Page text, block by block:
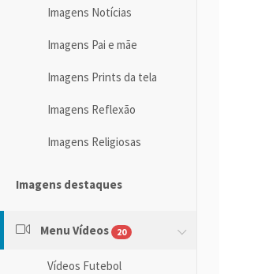
Imagens Notícias
Imagens Pai e mãe
Imagens Prints da tela
Imagens Reflexão
Imagens Religiosas
Imagens destaques
Menu Vídeos 20
Vídeos Futebol